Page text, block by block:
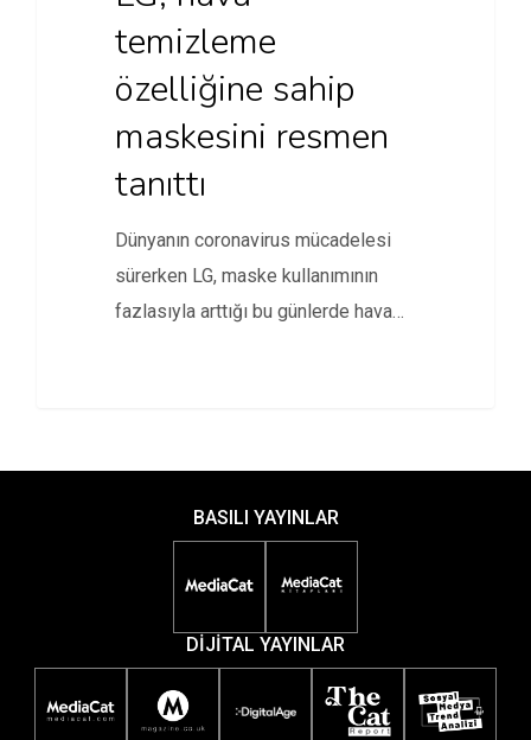
temizleme
özelliğine sahip
maskesini resmen
tanıttı
Dünyanın coronavirus mücadelesi
sürerken LG, maske kullanımının
fazlasıyla arttığı bu günlerde hava
BASILI YAYINLAR
DİJİTAL YAYINLAR